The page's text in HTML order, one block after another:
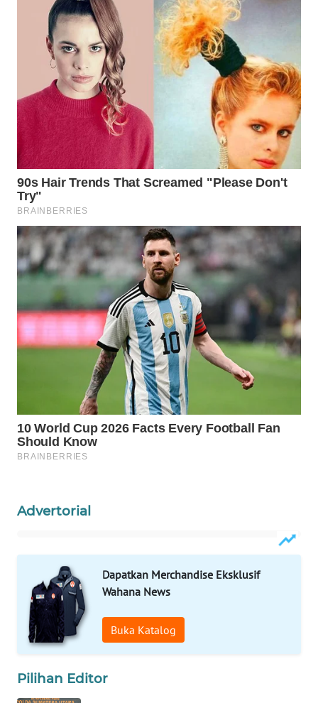
Advertorial
Dapatkan Merchandise Eksklusif
Wahana News
Buka Katalog
Pilihan Editor
OTOMOTIF
WAHANA
HEALTH
WAHANA
DESA
WISATA
LAPAK
WAHANA
Wahana
Network
KONSUMEN
LISTRIK
MASYARAKAT
KELISTRIKAN
MAWAKA
ID
MKLI
LPKKI
LKKI
KOPEKLIN